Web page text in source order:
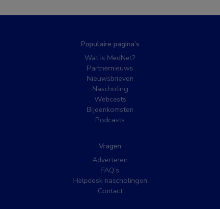
Populaire pagina’s
Wat is MedNet?
Partnernieuws
Nieuwsbrieven
Nascholing
Webcasts
Bijeenkomsten
Podcasts
Vragen
Adverteren
FAQ’s
Helpdesk nascholingen
Contact